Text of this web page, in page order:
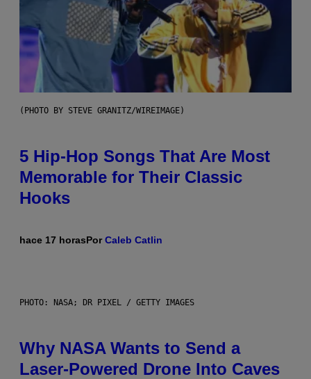
(PHOTO BY STEVE GRANITZ/WIREIMAGE)
5 Hip-Hop Songs That Are Most
Memorable for Their Classic
Hooks
hace 17 horasPorCaleb Catlin
PHOTO: NASA; DR PIXEL / GETTY IMAGES
Why NASA Wants to Send a
Laser-Powered Drone Into Caves